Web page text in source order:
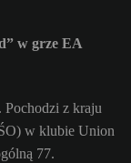
w grze EA
Pochodzi z kraju
w klubie Union
77.